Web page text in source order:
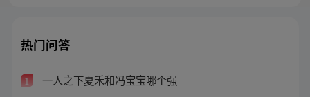
热门问答
1 一人之下夏禾和冯宝宝哪个强